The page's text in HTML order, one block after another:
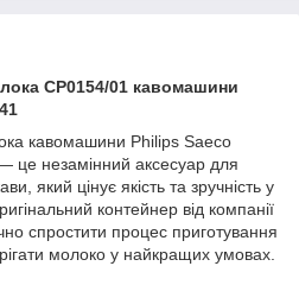
CP0154/01 кавомашини
кавомашини Philips Saeco
це незамінний аксесуар для
який цінує якість та зручність у
контейнер від компанії
спростити процес приготування
молоко у найкращих умовах.